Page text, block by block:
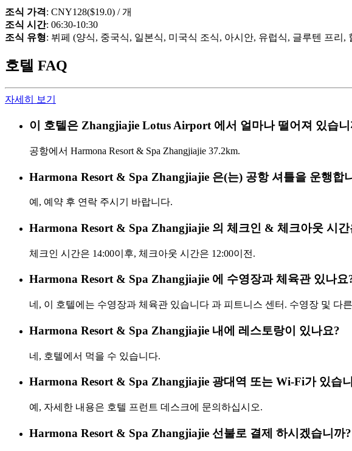
조식 가격: CNY128($19.0) / 개
조식 시간: 06:30-10:30
조식 유형: 뷔페 (양식, 중국식, 일본식, 미국식 조식, 아시안, 유럽식, 글루텐 프리,
호텔 FAQ
자세히 보기
이 호텔은 Zhangjiajie Lotus Airport 에서 얼마나 떨어져 있습니
공항에서 Harmona Resort & Spa Zhangjiajie 37.2km.
Harmona Resort & Spa Zhangjiajie 은(는) 공항 셔틀을 운행합
예, 예약 후 연락 주시기 바랍니다.
Harmona Resort & Spa Zhangjiajie 의 체크인 & 체크아웃 시
체크인 시간은 14:00이후, 체크아웃 시간은 12:00이전.
Harmona Resort & Spa Zhangjiajie 에 수영장과 체육관 있나요
네, 이 호텔에는 수영장과 체육관 있습니다 과 피트니스 센터. 수영장 및 다
Harmona Resort & Spa Zhangjiajie 내에 레스토랑이 있나요?
네, 호텔에서 먹을 수 있습니다.
Harmona Resort & Spa Zhangjiajie 광대역 또는 Wi-Fi가 있습
예, 자세한 내용은 호텔 프런트 데스크에 문의하십시오.
Harmona Resort & Spa Zhangjiajie 선불로 결제 하시겠습니까?